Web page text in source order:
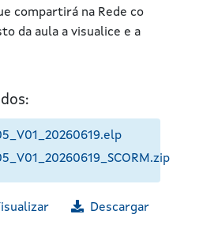
compartirá na Rede co
da aula a visualice e a
Descargar